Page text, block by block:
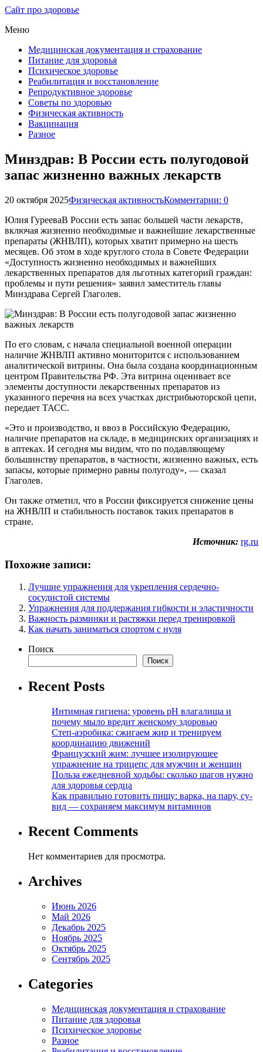
Сайт про здоровье
Меню
Медицинская документация и страхование
Питание для здоровья
Психическое здоровье
Реабилитация и восстановление
Репродуктивное здоровье
Советы по здоровью
Физическая активность
Вакцинация
Разное
Минздрав: В России есть полугодовой
запас жизненно важных лекарств
20 октября 2025Физическая активностьКомментарии: 0
Юлия ГурееваВ России есть запас большей части лекарств,
включая жизненно необходимые и важнейшие лекарственные
препараты (ЖНВЛП), которых хватит примерно на шесть
месяцев. Об этом в ходе круглого стола в Совете Федерации
«Доступность жизненно необходимых и важнейших
лекарственных препаратов для льготных категорий граждан:
проблемы и пути решения» заявил заместитель главы
Минздрава Сергей Глаголев.
По его словам, с начала специальной военной операции
наличие ЖНВЛП активно мониторится с использованием
аналитической витрины. Она была создана координационным
центром Правительства РФ. Эта витрина оценивает все
элементы доступности лекарственных препаратов из
указанного перечня на всех участках дистрибьюторской цепи,
передает ТАСС.
«Это и производство, и ввоз в Российскую Федерацию,
наличие препаратов на складе, в медицинских организациях и
в аптеках. И сегодня мы видим, что по подавляющему
большинству препаратов, в частности, жизненно важных, есть
запасы, которые примерно равны полугоду», — сказал
Глаголев.
Он также отметил, что в России фиксируется снижение цены
на ЖНВЛП и стабильность поставок таких препаратов в
стране.
Источник: rg.ru
Похожие записи:
Лучшие упражнения для укрепления сердечно-
сосудистой системы
Упражнения для поддержания гибкости и эластичности
Важность разминки и растяжки перед тренировкой
Как начать заниматься спортом с нуля
Поиск
Поиск
Recent Posts
Интимная гигиена: уровень pH влагалища и
почему мыло вредит женскому здоровью
Степ-аэробика: сжигаем жир и тренируем
координацию движений
Французский жим: лучшее изолирующее
упражнение на трицепс для мужчин и женщин
Польза ежедневной ходьбы: сколько шагов нужно
для здоровья сердца
Как правильно готовить пищу: варка, на пару, су-
вид — сохраняем максимум витаминов
Recent Comments
Нет комментариев для просмотра.
Archives
Июнь 2026
Май 2026
Декабрь 2025
Ноябрь 2025
Октябрь 2025
Сентябрь 2025
Categories
Медицинская документация и страхование
Питание для здоровья
Психическое здоровье
Разное